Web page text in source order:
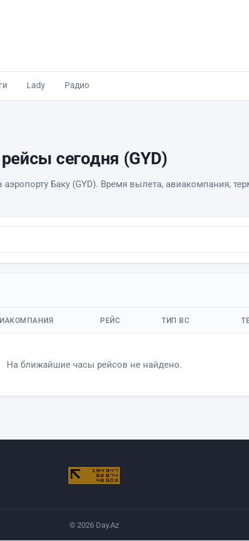
Lady Радио
сегодня (GYD)
Баку (GYD). Время вылета, авиакомпания,
РЕЙС ТИП ВС
На ближайшие часы рейсов не найдено.
© 2026 Day.Az